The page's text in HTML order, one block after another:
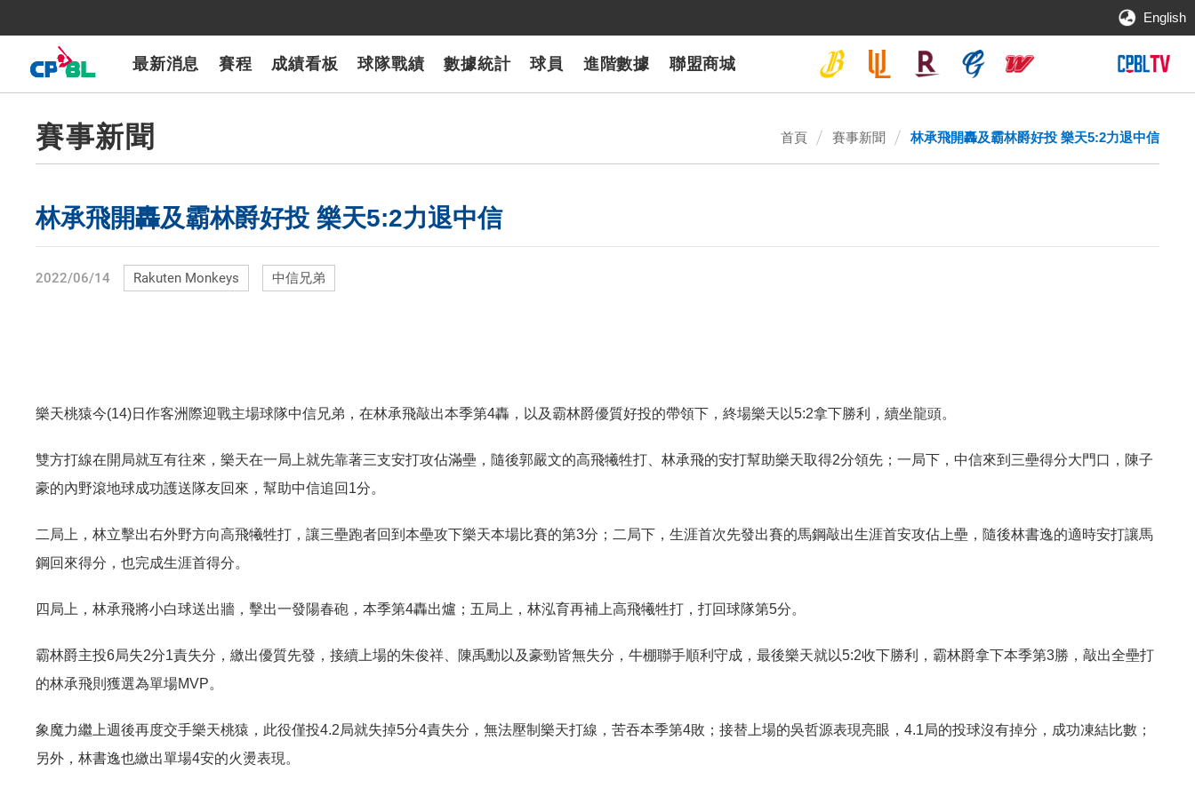
English
最新消息 賽程 成績看板 球隊戰績 數據統計 球員 進階數據 聯盟商城
7-ELEVEn獅
樂天桃猿富邦悍將 味全龍 台鋼雄鷹CPBLTV
賽事新聞 首頁 賽事新聞 林承飛開轟及霸林爵好投 樂天5:2力退中信
林承飛開轟及霸林爵好投 樂天5:2力退中信
2022/06/14 Rakuten Monkeys 中信兄弟
樂天桃猿今(14)日作客洲際迎戰主場球隊中信兄弟，在林承飛敲出本季第4轟，以及霸林爵優質好投的帶領下，終場樂天以5:2拿下勝利，續坐龍頭。
雙方打線在開局就互有往來，樂天在一局上就先靠著三支安打攻佔滿壘，隨後郭嚴文的高飛犧牲打、林承飛的安打幫助樂天取得2分領先；一局下，中信來到三壘得分大門口，陳子
豪的內野滾地球成功護送隊友回來，幫助中信追回1分。
二局上，林立擊出右外野方向高飛犧牲打，讓三壘跑者回到本壘攻下樂天本場比賽的第3分；二局下，生涯首次先發出賽的馬鋼敲出生涯首安攻佔上壘，隨後林書逸的適時安打讓馬
鋼回來得分，也完成生涯首得分。
四局上，林承飛將小白球送出牆，擊出一發陽春砲，本季第4轟出爐；五局上，林泓育再補上高飛犧牲打，打回球隊第5分。
霸林爵主投6局失2分1責失分，繳出優質先發，接續上場的朱俊祥、陳禹勳以及豪勁皆無失分，牛棚聯手順利守成，最後樂天就以5:2收下勝利，霸林爵拿下本季第3勝，敲出全壘打
的林承飛則獲選為單場MVP。
象魔力繼上週後再度交手樂天桃猿，此役僅投4.2局就失掉5分4責失分，無法壓制樂天打線，苦吞本季第4敗；接替上場的吳哲源表現亮眼，4.1局的投球沒有掉分，成功凍結比數；
另外，林書逸也繳出單場4安的火燙表現。